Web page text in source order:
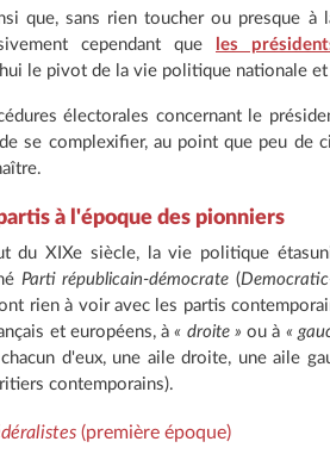
que, sans rien toucher ou presque
cependant que
les
le pivot de la vie politique nationale
électorales concernant le
se complexifier, au point que peu de
à l'époque des pionniers
du XIXe siècle, la vie politique
Parti républicain-démocrate (
rien à voir avec les partis
et européens, à« droite » ou à «
d'eux, une aile droite, une aile
contemporains).
(première époque)